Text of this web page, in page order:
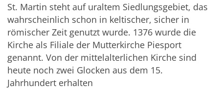
St. Martin steht auf uraltem Siedlungsgebiet, das
wahrscheinlich schon in keltischer, sicher in
römischer Zeit genutzt wurde. 1376 wurde die
Kirche als Filiale der Mutterkirche Piesport
genannt. Von der mittelalterlichen Kirche sind
heute noch zwei Glocken aus dem 15.
Jahrhundert erhalten